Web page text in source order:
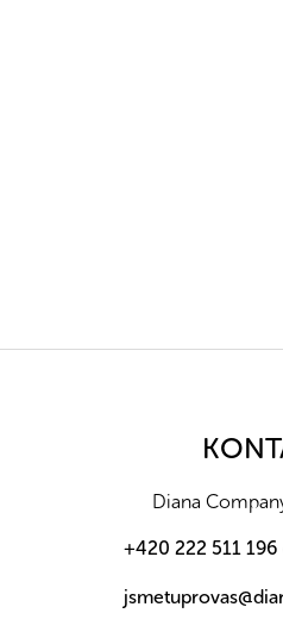
Diana
+420 222 511 196